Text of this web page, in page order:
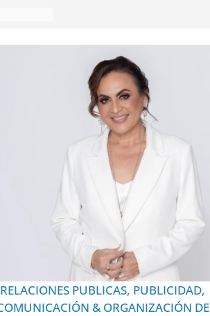
RELACIONES PUBLICAS, PUBLICIDAD,
& ORGANIZACIÓN DE